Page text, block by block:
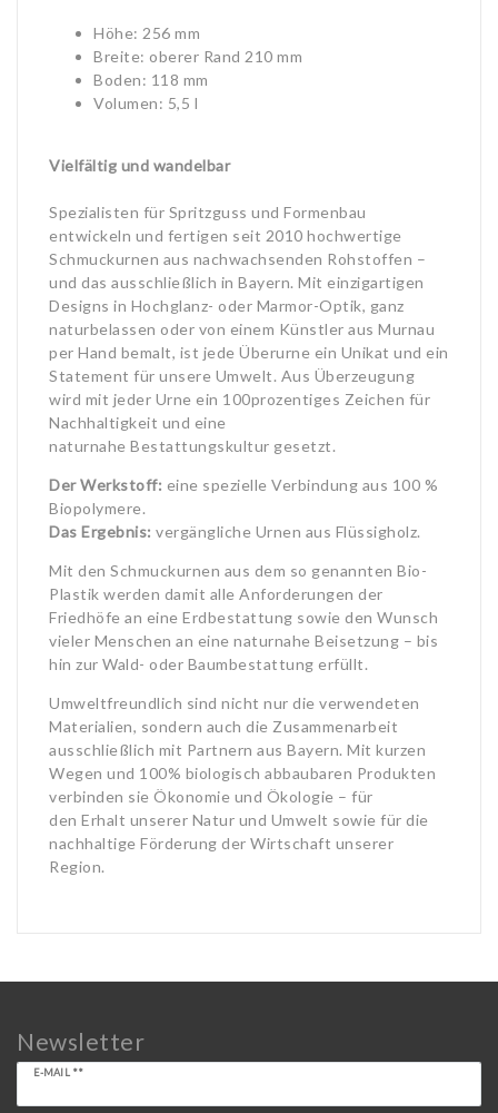
Höhe: 256 mm
Breite: oberer Rand 210 mm
Boden: 118 mm
Volumen: 5,5 l
Vielfältig und wandelbar
Spezialisten für Spritzguss und Formenbau
entwickeln und fertigen seit 2010 hochwertige
Schmuckurnen aus nachwachsenden Rohstoffen –
und das ausschließlich in Bayern. Mit einzigartigen
Designs in Hochglanz- oder Marmor-Optik, ganz
naturbelassen oder von einem Künstler aus Murnau
per Hand bemalt, ist jede Überurne ein Unikat und ein
Statement für unsere Umwelt. Aus Überzeugung
wird mit jeder Urne ein 100prozentiges Zeichen für
Nachhaltigkeit und eine
naturnahe Bestattungskultur gesetzt.
Der Werkstoff: eine spezielle Verbindung aus 100 %
Biopolymere.
Das Ergebnis: vergängliche Urnen aus Flüssigholz.
Mit den Schmuckurnen aus dem so genannten Bio-
Plastik werden damit alle Anforderungen der
Friedhöfe an eine Erdbestattung sowie den Wunsch
vieler Menschen an eine naturnahe Beisetzung – bis
hin zur Wald- oder Baumbestattung erfüllt.
Umweltfreundlich sind nicht nur die verwendeten
Materialien, sondern auch die Zusammenarbeit
ausschließlich mit Partnern aus Bayern. Mit kurzen
Wegen und 100% biologisch abbaubaren Produkten
verbinden sie Ökonomie und Ökologie – für
den Erhalt unserer Natur und Umwelt sowie für die
nachhaltige Förderung der Wirtschaft unserer
Region.
Newsletter
E-MAIL **
Newsletter
Honig